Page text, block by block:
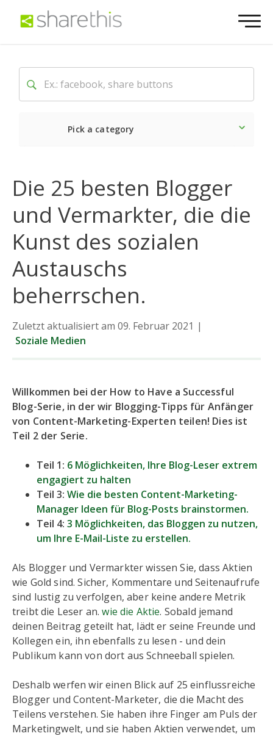
Pick a category
Die 25 besten Blogger
und Vermarkter, die die
Kunst des sozialen
Austauschs
beherrschen.
Zuletzt aktualisiert am 09. Februar 2021 |
Soziale Medien
Willkommen bei der How to Have a Successful
Blog-Serie, in der wir Blogging-Tipps für Anfänger
von Content-Marketing-Experten teilen! Dies ist
Teil 2 der Serie.
Teil 1: 6 Möglichkeiten, Ihre Blog-Leser extrem
engagiert zu halten
Teil 3: Wie die besten Content-Marketing-
Manager Ideen für Blog-Posts brainstormen.
Teil 4: 3 Möglichkeiten, das Bloggen zu nutzen,
um Ihre E-Mail-Liste zu erstellen.
Als Blogger und Vermarkter wissen Sie, dass Aktien
wie Gold sind. Sicher, Kommentare und Seitenaufrufe
sind lustig zu verfolgen, aber keine andere Metrik
treibt die Leser an.wie die Aktie. Sobald jemand
deinen Beitrag geteilt hat, lädt er seine Freunde und
Kollegen ein, ihn ebenfalls zu lesen - und dein
Publikum kann von dort aus Schneeball spielen.
Deshalb werfen wir einen Blick auf 25 einflussreiche
Blogger und Content-Marketer, die die Macht des
Teilens verstehen. Sie haben ihre Finger am Puls der
Marketingwelt, und sie haben Aktien verwendet, um